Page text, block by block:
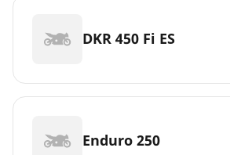
DKR 450 Fi ES
Enduro 250